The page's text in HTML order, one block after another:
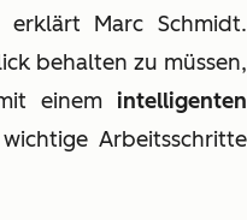
Marc Schmidt.
behalten zu müssen,
einem intelligenten
Arbeitsschritte